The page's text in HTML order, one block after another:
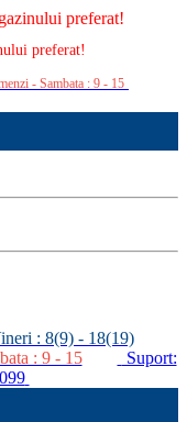
preferat!
preferat!
- Sambata : 9 - 15
: 8(9) - 18(19)
: 9 - 15
Suport: